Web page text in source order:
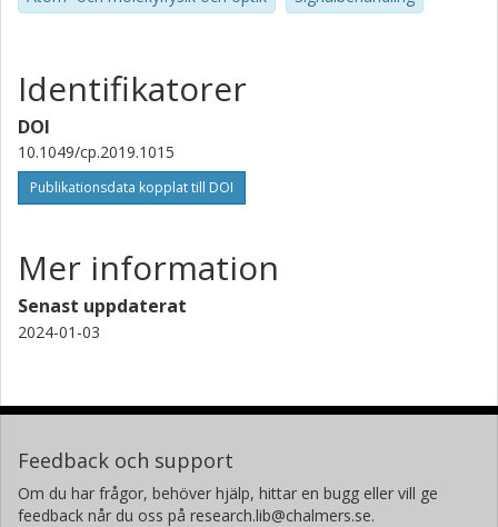
Rodrigo Amezcua-Correa
Guifang Li
Mark Capuzzo
Nokia
Nokia
Al Tate
Nokia
Nokia
Cristian Bolle
Nokia
Identifikatorer
DOI
10.1049/cp.2019.1015
Publikationsdata kopplat till DOI
Mer information
Senast uppdaterat
2024-01-03
Feedback och support
Om du har frågor, behöver hjälp, hittar en bugg eller vill ge
feedback når du oss på research.lib@chalmers.se.